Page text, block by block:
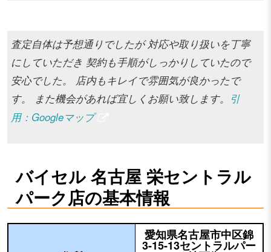
査定自体は予想通りでしたが 対応や取り扱いを丁寧
にしていただき 契約も手順がしっかりしていたので
安心でした。 店内もキレイで雰囲気が良かったで
す。 また機会があれば宜しくお願い致します。
引
用：Googleマップ
バイセル 名古屋 栄セントラル
パーク店の基本情報
愛知県名古屋市中区錦
3-15-13セントラルパー